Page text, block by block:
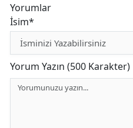
Yorumlar
İsim*
Yorum Yazın (500 Karakter)